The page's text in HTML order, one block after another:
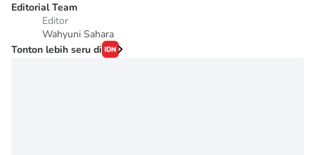
Editorial Team
Editor
Wahyuni Sahara
Tonton lebih seru di